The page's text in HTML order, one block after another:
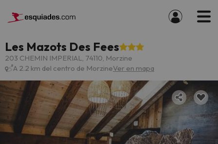
Les Mazots Des Fees
203 CHEMIN IMPERIAL, 74110, Morzine
A 2.2 km del centro de MorzineVer en mapa